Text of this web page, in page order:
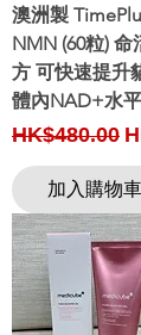
澳洲製
NMN (60粒) 命
方 可快速提升
體內NAD+水平
Regular
HK$480.00
加入購物車